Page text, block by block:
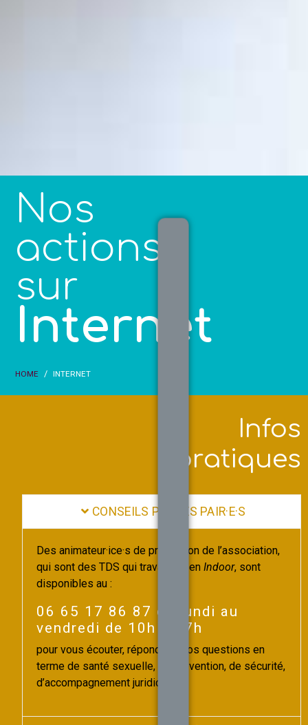
Nos
actions
sur
Internet
HOME INTERNET
Infos
pratiques
CONSEILS PAR LES PAIR·E·S
Des animateur·ice·s de prévention de l’association,
qui sont des TDS qui travaillent enIndoor, sont
disponibles au :
06 65 17 86 87 du lundi au
vendredi de 10h à 17h
pour vous écouter, répondre à vos questions en
terme de santé sexuelle, de prévention, de sécurité,
d’accompagnement juridique…